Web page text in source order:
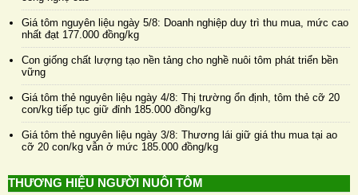
Giá tôm nguyên liệu ngày 5/8: Doanh nghiệp duy trì thu mua, mức cao
nhất đạt 177.000 đồng/kg
Con giống chất lượng tạo nền tảng cho nghề nuôi tôm phát triển bền
vững
Giá tôm thẻ nguyên liệu ngày 4/8: Thị trường ổn định, tôm thẻ cỡ 20
con/kg tiếp tục giữ đỉnh 185.000 đồng/kg
Giá tôm thẻ nguyên liệu ngày 3/8: Thương lái giữ giá thu mua tại ao
cỡ 20 con/kg vẫn ở mức 185.000 đồng/kg
THƯƠNG HIỆU NGƯỜI NUÔI TÔM